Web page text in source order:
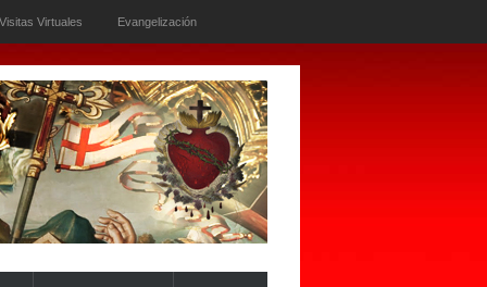
Visitas Virtuales Evangelización